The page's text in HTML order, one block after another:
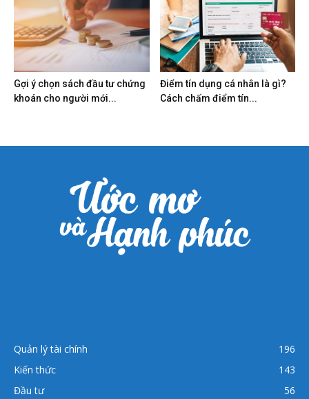
Gợi ý chọn sách đầu tư chứng
khoán cho người mới...
Điểm tín dụng cá nhân là gì?
Cách chấm điểm tín...
Quản lý tài chính
196
Kiến thức
143
Đầu tư
56